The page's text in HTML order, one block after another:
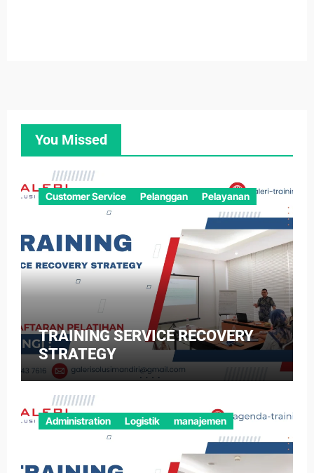
You Missed
Customer Service Pelanggan Pelayanan
TRAINING SERVICE RECOVERY
STRATEGY
Administration Logistik manajemen